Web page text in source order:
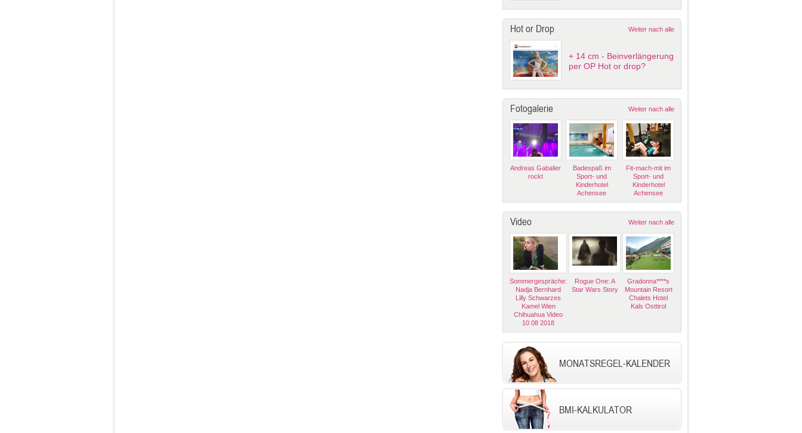
Hot or Drop Weiter nach alle
+ 14 cm - Beinverlängerung
per OP Hot or drop?
Fotogalerie Weiter nach alle
Andreas Gabalier
rockt
Badespaß im
Sport- und
Kinderhotel
Achensee
Fit-mach-mit im
Sport- und
Kinderhotel
Achensee
Video Weiter nach alle
Sommergespräche:
Nadja Bernhard
Lilly Schwarzes
Kamel Wien
Chihuahua Video
10 08 2018
Rogue One: A
Star Wars Story
Gradonna****s
Mountain Resort
Chalets Hotel
Kals Osttirol
MONATSREGEL-KALENDER
BMI-KALKULATOR